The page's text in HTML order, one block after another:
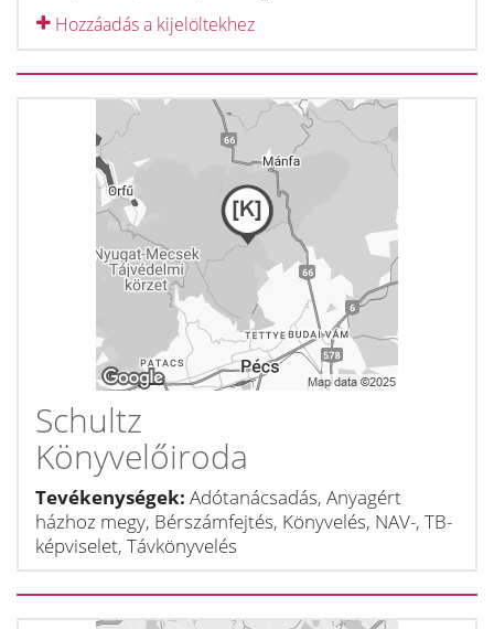
Hozzáadás a kijelöltekhez
Schultz
Könyvelőiroda
Tevékenységek: Adótanácsadás, Anyagért
házhoz megy, Bérszámfejtés, Könyvelés, NAV-, TB-
képviselet, Távkönyvelés